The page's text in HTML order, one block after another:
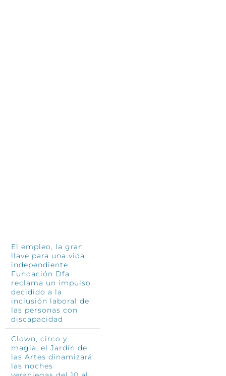
11 junio, 2026
El empleo, la gran
llave para una vida
independiente:
Fundación Dfa
reclama un impulso
decidido a la
inclusión laboral de
las personas con
discapacidad
Clown, circo y
magia: el Jardín de
las Artes dinamizará
las noches